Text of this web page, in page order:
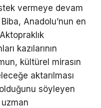
vermeye devam
Anadolu’nun en
kazılarının
kültürel mirasın
aktarılması
söyleyen
uzman